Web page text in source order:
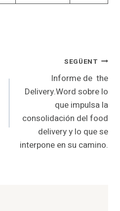
SEGÜENT
Informe de the
Delivery.Word sobre lo
que impulsa la
consolidación del food
delivery y lo que se
interpone en su camino.